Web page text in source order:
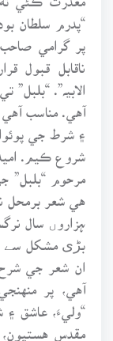
“پدرم سلطان
پر گرامي
ناقابل قبول
الابيہ”.
آهي. مناسب آهي
۽ شرط جي
شروع ڪيم. اميد
مرحوم
هي شعر برمحل
ہزاروں سال
بڑی مشکل سے
ان شعر جي
آهي، پر
“وليءَ، عاشق ۽
مقدس هستيون،